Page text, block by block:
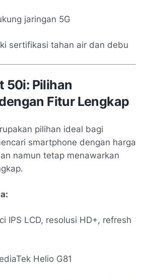
jaringan 5G
sertifikasi tahan air dan debu
50i: Pilihan
Fitur Lengkap
pilihan ideal bagi
smartphone dengan harga
namun tetap menawarkan
IPS LCD, resolusi HD+, refresh
Helio G81